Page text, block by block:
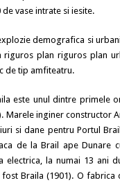
vase intrate si iesite.
demografica si
plan riguros plan
de tip amfiteatru.
este unul dintre primele
inginer constructor
si dane pentru Portul
de la Brail ape Dunare
electrica, la numai 13 ani
Braila (1901). O fabrica